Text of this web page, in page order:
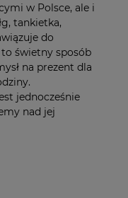
w Polsce, ale i
tankietka,
do
świetny sposób
na prezent dla
jednocześnie
nad jej